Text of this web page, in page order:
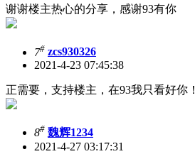
谢谢楼主热心的分享，感谢93有你
7# zcs930326
2021-4-23 07:45:38
正需要，支持楼主，在93我只看好你！
8# 魏辉1234
2021-4-27 03:17:31